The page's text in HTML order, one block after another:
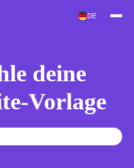
DE
deine
Vorlage